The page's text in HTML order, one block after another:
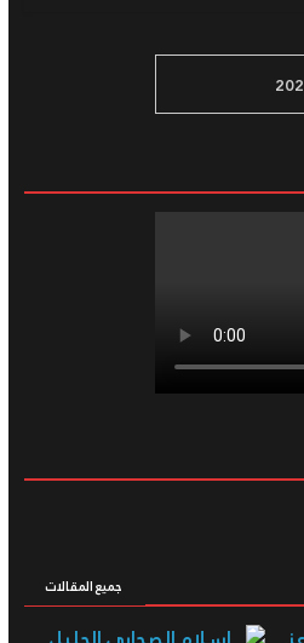
جميع المقالات